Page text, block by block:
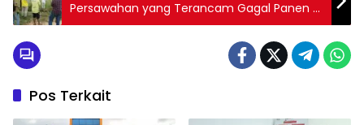
Persawahan yang Terancam Gagal Panen di
Kecamatan Uepai
Pos Terkait